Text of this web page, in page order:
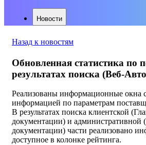
Новости
Назад к новостям
Обновленная статистика по
результатах поиска (Веб-
Реализованы информационные окна
информацией по параметрам
В результатах поиска клиентской
документации) и административной
документации) части реализовано
доступное в колонке рейтинга.